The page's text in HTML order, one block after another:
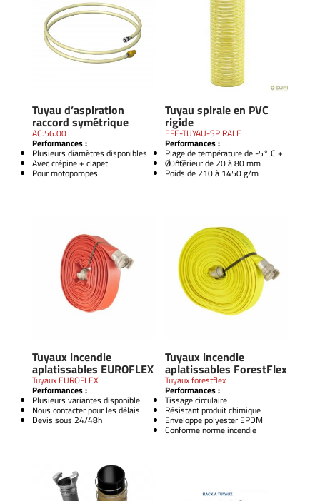
Tuyau d’aspiration
raccord symétrique
AC.56.00
Performances :
Plusieurs diamètres disponibles
Avec crépine + clapet
Pour motopompes
Tuyau spirale en PVC
rigide
EFE-TUYAU-SPIRALE
Performances :
Plage de température de -5° C +
60°C
Ø Intérieur de 20 à 80 mm
Poids de 210 à 1450 g/m
Tuyaux incendie
aplatissables EUROFLEX
Tuyaux EUROFLEX
Performances :
Plusieurs variantes disponible
Nous contacter pour les délais
Devis sous 24/48h
Tuyaux incendie
aplatissables ForestFlex
Tuyaux forestflex
Performances :
Tissage circulaire
Résistant produit chimique
Enveloppe polyester EPDM
Conforme norme incendie